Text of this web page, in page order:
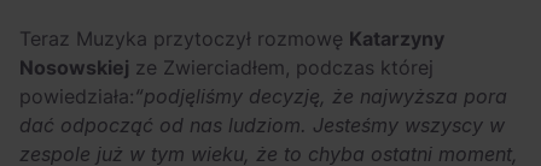
Teraz Muzyka przytoczył rozmowę Katarzyny
Nosowskiej ze Zwierciadłem, podczas której
powiedziała:“podjęliśmy decyzję, że najwyższa pora
dać odpocząć od nas ludziom. Jesteśmy wszyscy w
zespole już w tym wieku, że to chyba ostatni moment,